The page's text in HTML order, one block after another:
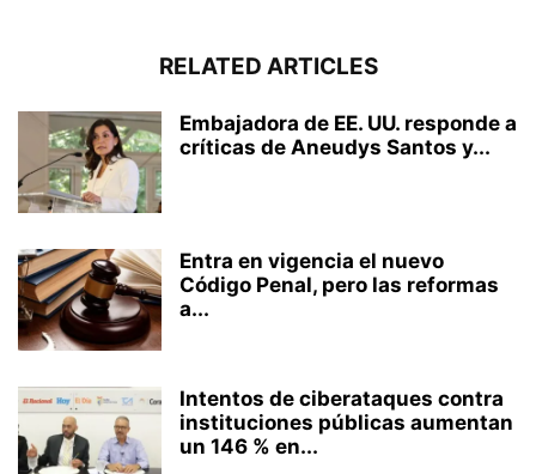
RELATED ARTICLES
Embajadora de EE. UU. responde a
críticas de Aneudys Santos y...
Entra en vigencia el nuevo
Código Penal, pero las reformas
a...
Intentos de ciberataques contra
instituciones públicas aumentan
un 146 % en...